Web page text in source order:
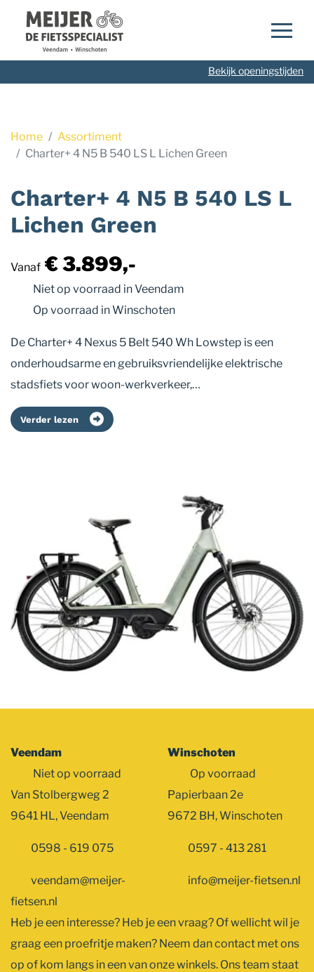
Navigatie
Bekijk openingstijden
Home
Assortiment
Charter+ 4 N5 B 540 LS L Lichen Green
Charter+ 4 N5 B 540 LS L
Lichen Green
Vanaf € 3.899,-
Niet op voorraad in Veendam
Op voorraad in Winschoten
De Charter+ 4 Nexus 5 Belt 540 Wh Lowstep is een
onderhoudsarme en gebruiksvriendelijke elektrische
stadsfiets voor woon-werkverkeer,…
Verder lezen
Veendam
Niet op voorraad
Van Stolbergweg 2
9641 HL, Veendam
0598 - 619 075
veendam@meijer-
fietsen.nl
Winschoten
Op voorraad
Papierbaan 2e
9672 BH, Winschoten
0597 - 413 281
info@meijer-fietsen.nl
Heb je een interesse? Heb je een vraag? Of wellicht wil je
graag een proefritje maken? Neem dan contact met ons
op of kom langs in een van onze winkels. Ons team staat